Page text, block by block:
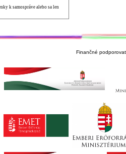
k samospráve alebo sa len
Finančné